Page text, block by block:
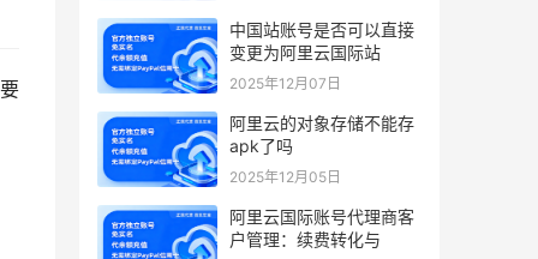
中国站账号是否可以直接
变更为阿里云国际站
2025年12月07日
阿里云的对象存储不能存
apk了吗
2025年12月05日
阿里云国际账号代理商客
户管理：续费转化与